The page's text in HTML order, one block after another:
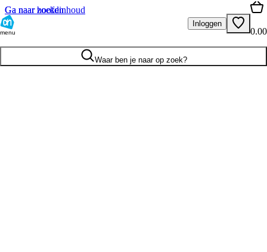
Ga naar hoofdinhoud
Ga naar zoeken
menu
Inloggen
0.00
Waar ben je naar op zoek?